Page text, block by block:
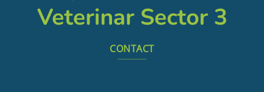
Veterinar Sector 3
CONTACT